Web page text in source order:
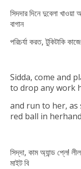
সিদদার দিনে দুবেলা
বাগান
পরিচর্যা করত, টুকিটাকি
Sidda, come and
to drop any work
and run to her,
red ball in her
সিদ্‌দা, কাম অ্যান্ড প্লে!
মাইট বি